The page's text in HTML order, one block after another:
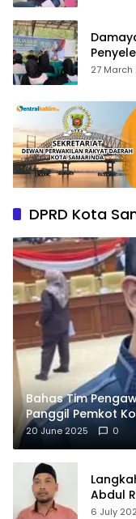
dan
27 March
DPRD Kota
Bahas Tim
Panggil Pemkot
20 June 2025 0
Abdul
Pusat
6 July